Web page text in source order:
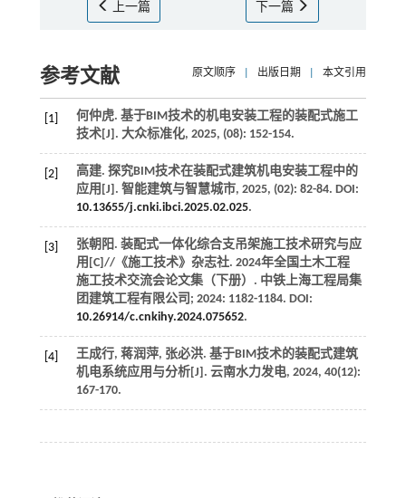
上一篇 下一篇
参考文献 原文顺序 出版日期 本文引用
[1]
何仲虎. 基于BIM技术的机电安装工程的装配式施工
技术[J]. 大众标准化, 2025, (08): 152-154.
[2]
高建. 探究BIM技术在装配式建筑机电安装工程中的
应用[J]. 智能建筑与智慧城市, 2025, (02): 82-84. DOI:
10.13655/j.cnki.ibci.2025.02.025.
[3]
张朝阳. 装配式一体化综合支吊架施工技术研究与应
用[C]//《施工技术》杂志社. 2024年全国土木工程
施工技术交流会论文集（下册） . 中铁上海工程局集
团建筑工程有限公司; 2024: 1182-1184. DOI:
10.26914/c.cnkihy.2024.075652.
[4]
王成行, 蒋润萍, 张必洪. 基于BIM技术的装配式建筑
机电系统应用与分析[J]. 云南水力发电, 2024, 40(12):
167-170.